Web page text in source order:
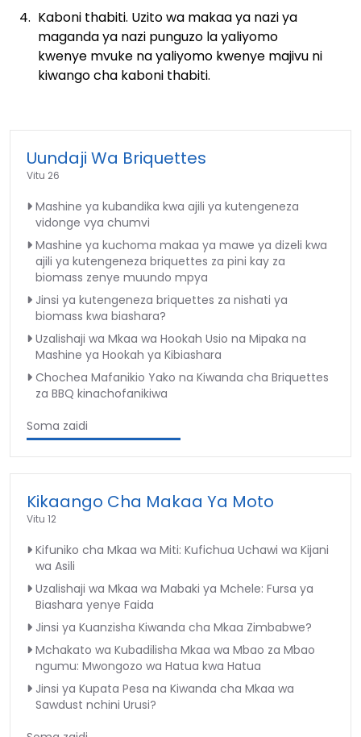
Kaboni thabiti. Uzito wa makaa ya nazi ya
maganda ya nazi punguzo la yaliyomo
kwenye mvuke na yaliyomo kwenye majivu ni
kiwango cha kaboni thabiti.
Uundaji Wa Briquettes
Vitu 26
Mashine ya kubandika kwa ajili ya kutengeneza
vidonge vya chumvi
Mashine ya kuchoma makaa ya mawe ya dizeli kwa
ajili ya kutengeneza briquettes za pini kay za
biomass zenye muundo mpya
Jinsi ya kutengeneza briquettes za nishati ya
biomass kwa biashara?
Uzalishaji wa Mkaa wa Hookah Usio na Mipaka na
Mashine ya Hookah ya Kibiashara
Chochea Mafanikio Yako na Kiwanda cha Briquettes
za BBQ kinachofanikiwa
Soma zaidi
Kikaango Cha Makaa Ya Moto
Vitu 12
Kifuniko cha Mkaa wa Miti: Kufichua Uchawi wa Kijani
wa Asili
Uzalishaji wa Mkaa wa Mabaki ya Mchele: Fursa ya
Biashara yenye Faida
Jinsi ya Kuanzisha Kiwanda cha Mkaa Zimbabwe?
Mchakato wa Kubadilisha Mkaa wa Mbao za Mbao
ngumu: Mwongozo wa Hatua kwa Hatua
Jinsi ya Kupata Pesa na Kiwanda cha Mkaa wa
Sawdust nchini Urusi?